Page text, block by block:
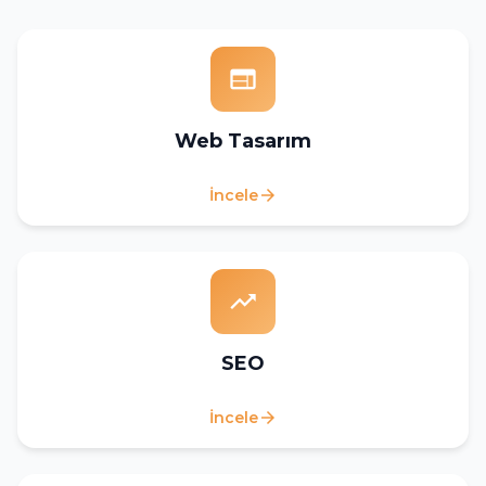
web
Web Tasarım
İncelearrow_forward
trending_up
SEO
İncelearrow_forward